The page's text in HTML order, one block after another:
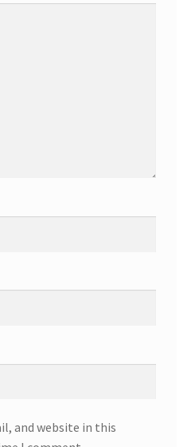
and website in this